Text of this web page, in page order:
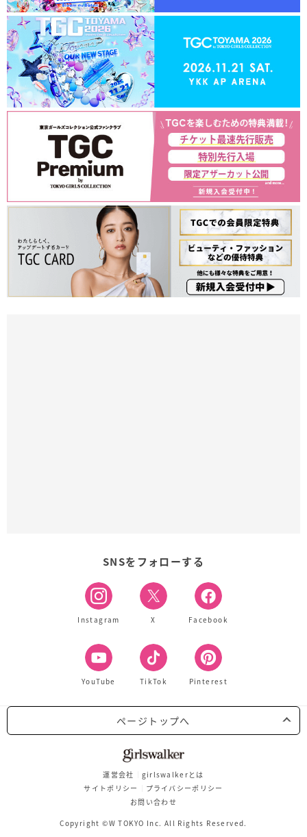
SNSをフォローする
Instagram X Facebook
YouTube TikTok Pinterest
ページトップへ
運営会社
girlswalkerとは
サイトポリシー
プライバシーポリシー
お問い合わせ
Copyright ©W TOKYO Inc. All Rights Reserved.